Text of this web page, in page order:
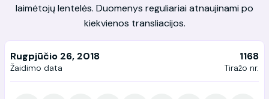
laimėtojų lentelės. Duomenys reguliariai atnaujinami po
kiekvienos transliacijos.
Rugpjūčio 26, 2018
Žaidimo data
1168
Tiražo nr.